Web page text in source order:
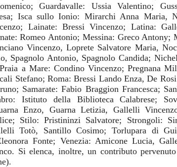
Guardavalle: Ussia Valentino;
Isca sullo Ionio: Mirarchi Anna Maria,
Lainate: Bressi Vincenzo; Latina:
Romeo Antonio; Messina: Greco Antony;
Vincenzo, Loprete Salvatore Maria,
Spagnolo Antonio, Spagnolo Candida;
a Mare: Condino Vincenzo; Pregnana
Stefano; Roma: Bressi Lando Enza, De
Samarate: Fabio Braggion Francesca;
Istituto della Biblioteca Calabrese;
Enzo, Guarna Letizia, Gallelli
Stilo: Pristininzi Salvatore; Strongoli:
Totò, Santillo Cosimo; Torlupara di
Fonte; Venezia: Amicone Lucia,
Si elenca, inoltre, un contributo